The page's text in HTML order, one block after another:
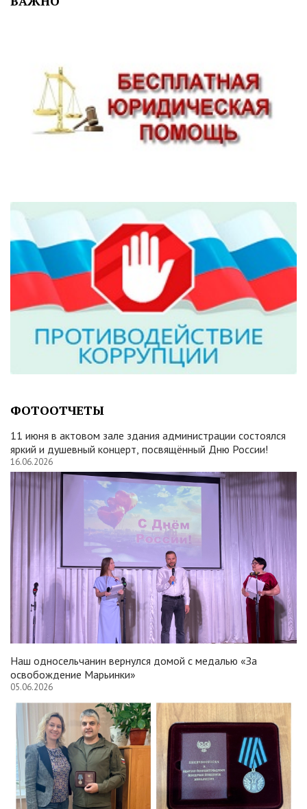
ФОТООТЧЕТЫ
11 июня в актовом зале здания администрации состоялся
яркий и душевный концерт, посвящённый Дню России!
16.06.2026
Наш односельчанин вернулся домой с медалью «За
освобождение Марьинки»
05.06.2026